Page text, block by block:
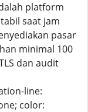
platform
saat jam
pasar
minimal 100
dan audit
line:
color: